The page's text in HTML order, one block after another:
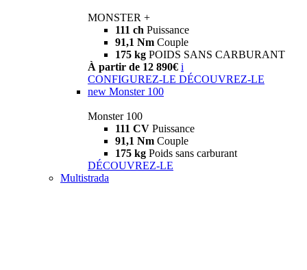
MONSTER +
111 ch Puissance
91,1 Nm Couple
175 kg POIDS SANS CARBURANT
À partir de 12 890€ i
CONFIGUREZ-LE DÉCOUVREZ-LE
new Monster 100
Monster 100
111 CV Puissance
91,1 Nm Couple
175 kg Poids sans carburant
DÉCOUVREZ-LE
Multistrada